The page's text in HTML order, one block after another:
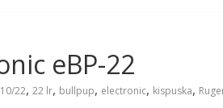
eBP-22
10/22, 22 lr, bullpup, electronic, kispuska,